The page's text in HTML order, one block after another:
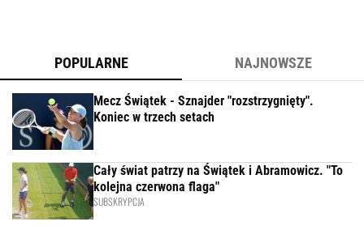
POPULARNE NAJNOWSZE
Mecz Świątek - Sznajder "rozstrzygnięty".
Koniec w trzech setach
Cały świat patrzy na Świątek i Abramowicz. "To
kolejna czerwona flaga"
SUBSKRYPCJA